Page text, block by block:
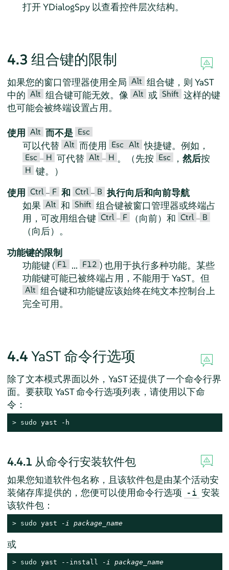
打开 YDialogSpy 以查看控件层次结构。
4.3 组合键的限制
如果您的窗口管理器使用全局 Alt 组合键，则 YaST
中的 Alt 组合键可能无效。像 Alt 或 Shift 这样的键
也可能会被终端设置占用。
使用 Alt 而不是 Esc
可以代替 Alt 而使用 Esc Alt 快捷键。例如，
Esc – H 可代替 Alt – H 。（先按 Esc ， 然后按
H 键。）
使用 Ctrl – F 和 Ctrl – B 执行向后和向前导航
如果 Alt 和 Shift 组合键被窗口管理器或终端占
用，可改用组合键 Ctrl – F （向前）和 Ctrl – B
（向后）。
功能键的限制
功能键 ( F1 ... F12 ) 也用于执行多种功能。某些
功能键可能已被终端占用，不能用于 YaST。但
Alt 组合键和功能键应该始终在纯文本控制台上
完全可用。
4.4 YaST 命令行选项
除了文本模式界面以外，YaST 还提供了一个命令行界
面。要获取 YaST 命令行选项列表，请使用以下命
令：
> sudo yast -h
4.4.1 从命令行安装软件包
如果您知道软件包名称，且该软件包是由某个活动安
装储存库提供的，您便可以使用命令行选项 -i 安装
该软件包：
> sudo yast -i package_name
或
> sudo yast --install -i package_name